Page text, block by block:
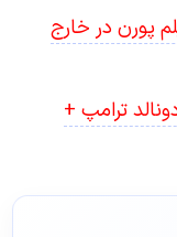
پورن در خارج
ترامپ +